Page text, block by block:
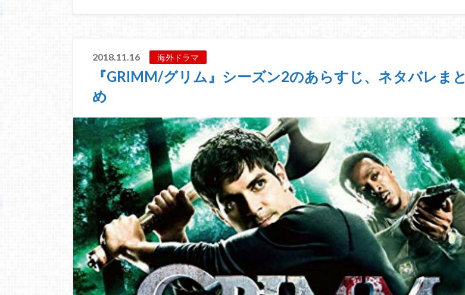
2018.11.16 海外ドラマ
『GRIMM/グリム』シーズン2のあらすじ、ネタバレまと
め